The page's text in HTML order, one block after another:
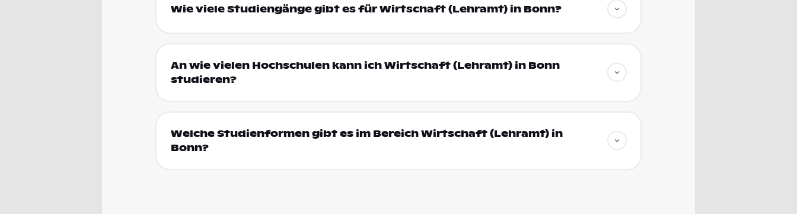
Wie viele Studiengänge gibt es für Wirtschaft (Lehramt) in Bonn?
An wie vielen Hochschulen kann ich Wirtschaft (Lehramt) in Bonn
studieren?
Welche Studienformen gibt es im Bereich Wirtschaft (Lehramt) in
Bonn?